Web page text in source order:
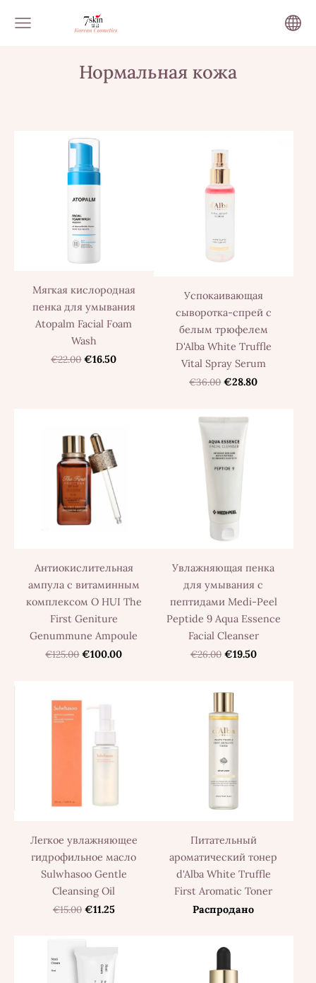
Нормальная кожа
Мягкая кислородная
пенка для умывания
Atopalm Facial Foam
Wash
€22.00 €16.50
Успокаивающая
сыворотка-спрей с
белым трюфелем
D'Alba White Truffle
Vital Spray Serum
€36.00 €28.80
Антиокислительная
ампула с витаминным
комплексом O HUI The
First Geniture
Genummune Ampoule
€125.00 €100.00
Увлажняющая пенка
для умывания с
пептидами Medi-Peel
Peptide 9 Aqua Essence
Facial Cleanser
€26.00 €19.50
Легкое увлажняющее
гидрофильное масло
Sulwhasoo Gentle
Cleansing Oil
€15.00 €11.25
Питательный
ароматический тонер
d'Alba White Truffle
First Aromatic Toner
Распродано